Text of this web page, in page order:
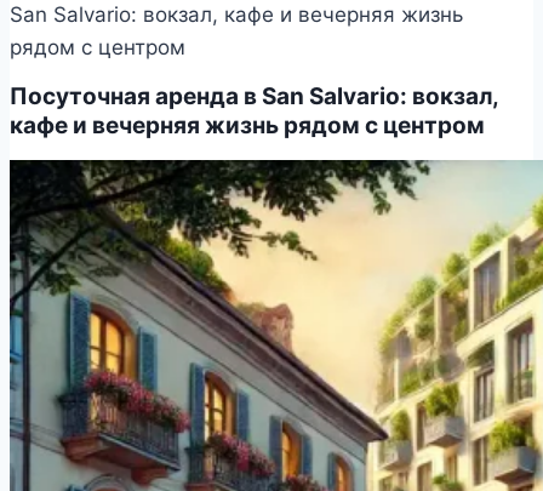
San Salvario: вокзал, кафе и вечерняя жизнь
рядом с центром
Посуточная аренда в San Salvario: вокзал,
кафе и вечерняя жизнь рядом с центром